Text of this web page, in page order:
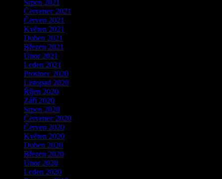
Srpen 2021
Červenec 2021
Červen 2021
Květen 2021
Duben 2021
Březen 2021
Únor 2021
Leden 2021
Prosinec 2020
Listopad 2020
Říjen 2020
Září 2020
Srpen 2020
Červenec 2020
Červen 2020
Květen 2020
Duben 2020
Březen 2020
Únor 2020
Leden 2020